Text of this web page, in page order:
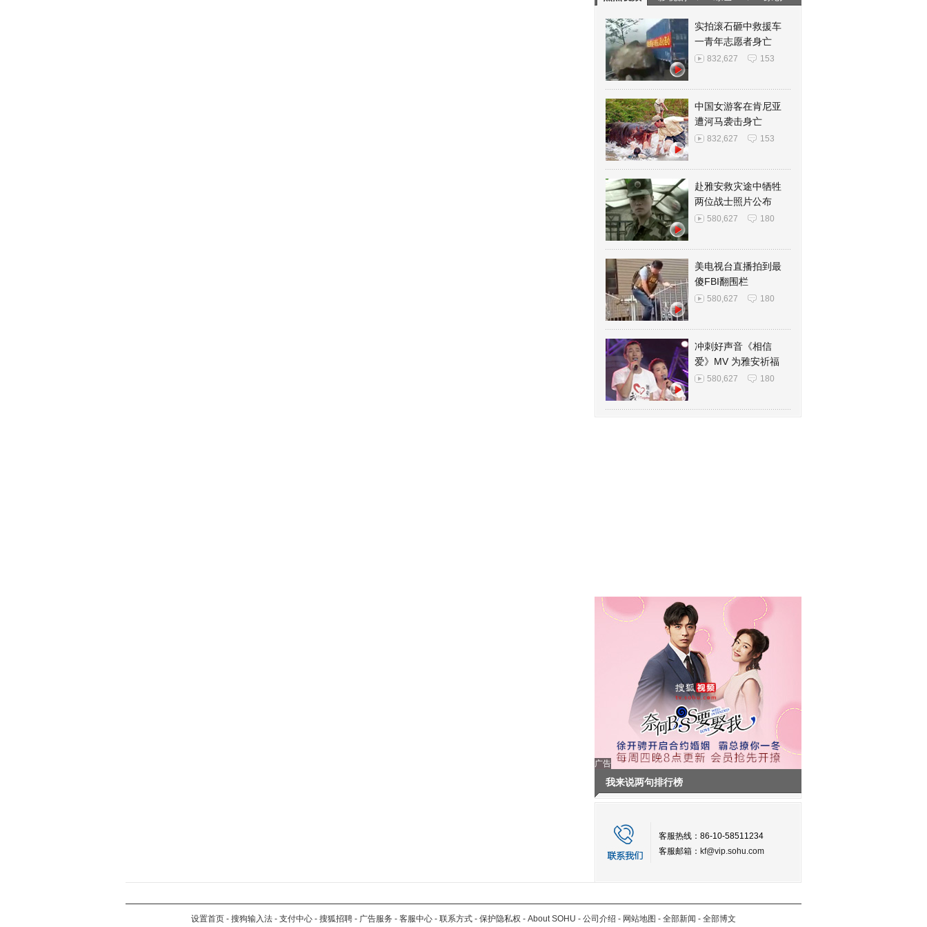
实拍滚石砸中救援车
一青年志愿者身亡
832,627 153
中国女游客在肯尼亚
遭河马袭击身亡
832,627 153
赴雅安救灾途中牺牲
两位战士照片公布
580,627 180
美电视台直播拍到最
傻FBI翻围栏
580,627 180
冲刺好声音《相信
爱》MV 为雅安祈福
580,627 180
广告
我来说两句排行榜
客服热线：86-10-58511234
客服邮箱： kf@vip.sohu.com
设置首页 - 搜狗输入法 - 支付中心 - 搜狐招聘 - 广告服务 - 客服中心 - 联系方式 - 保护隐私权 - About SOHU - 公司介绍 - 网站地图 - 全部新闻 - 全部博文